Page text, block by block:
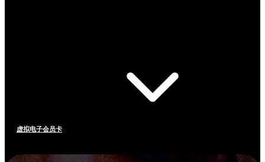
虚拟电子会员卡